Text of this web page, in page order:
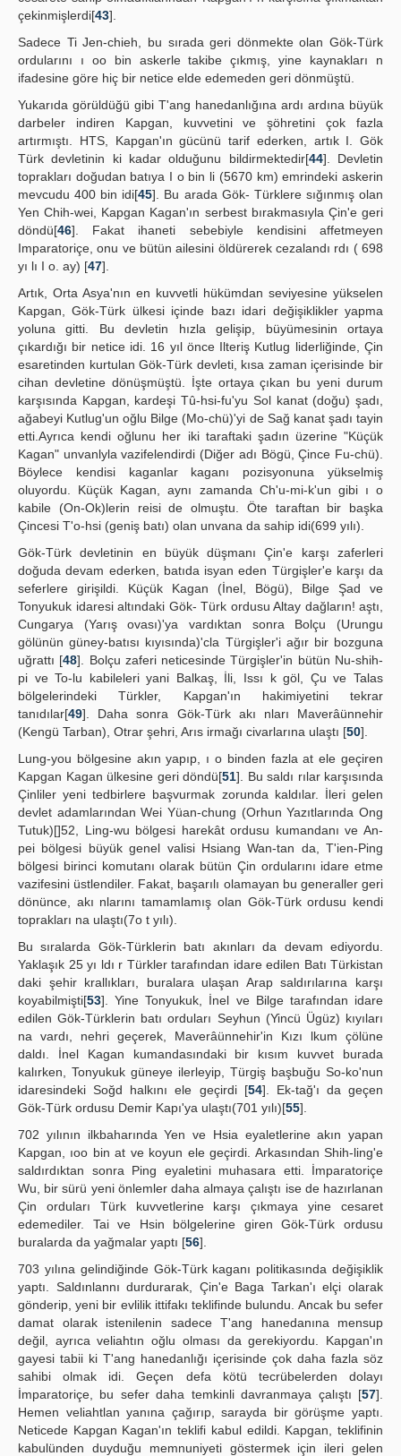
çekinmişlerdi[43].
Sadece Ti Jen-chieh, bu sırada geri dönmekte olan Gök-Türk
ordularını ı oo bin askerle takibe çıkmış, yine kaynakları n
ifadesine göre hiç bir netice elde edemeden geri dönmüştü.
Yukarıda görüldüğü gibi T'ang hanedanlığına ardı ardına büyük
darbeler indiren Kapgan, kuvvetini ve şöhretini çok fazla
artırmıştı. HTS, Kapgan'ın gücünü tarif ederken, artık I. Gök
Türk devletinin ki kadar olduğunu bildirmektedir[44]. Devletin
toprakları doğudan batıya I o bin li (5670 km) emrindeki askerin
mevcudu 400 bin idi[45]. Bu arada Gök- Türklere sığınmış olan
Yen Chih-wei, Kapgan Kagan'ın serbest bırakmasıyla Çin'e geri
döndü[46]. Fakat ihaneti sebebiyle kendisini affetmeyen
Imparatoriçe, onu ve bütün ailesini öldürerek cezalandı rdı ( 698
yı lı I o. ay) [47].
Artık, Orta Asya'nın en kuvvetli hükümdan seviyesine yükselen
Kapgan, Gök-Türk ülkesi içinde bazı idari değişiklikler yapma
yoluna gitti. Bu devletin hızla gelişip, büyümesinin ortaya
çıkardığı bir netice idi. 16 yıl önce Ilteriş Kutlug liderliğinde, Çin
esaretinden kurtulan Gök-Türk devleti, kısa zaman içerisinde bir
cihan devletine dönüşmüştü. İşte ortaya çıkan bu yeni durum
karşısında Kapgan, kardeşi Tû-hsi-fu'yu Sol kanat (doğu) şadı,
ağabeyi Kutlug'un oğlu Bilge (Mo-chü)'yi de Sağ kanat şadı tayin
etti.Ayrıca kendi oğlunu her iki taraftaki şadın üzerine "Küçük
Kagan" unvanlyla vazifelendirdi (Diğer adı Bögü, Çince Fu-chü).
Böylece kendisi kaganlar kaganı pozisyonuna yükselmiş
oluyordu. Küçük Kagan, aynı zamanda Ch'u-mi-k'un gibi ı o
kabile (On-Ok)lerin reisi de olmuştu. Öte taraftan bir başka
Çincesi T'o-hsi (geniş batı) olan unvana da sahip idi(699 yılı).
Gök-Türk devletinin en büyük düşmanı Çin'e karşı zaferleri
doğuda devam ederken, batıda isyan eden Türgişler'e karşı da
seferlere girişildi. Küçük Kagan (İnel, Bögü), Bilge Şad ve
Tonyukuk idaresi altındaki Gök- Türk ordusu Altay dağların! aştı,
Cungarya (Yarış ovası)'ya vardıktan sonra Bolçu (Urungu
gölünün güney-batısı kıyısında)'cla Türgişler'i ağır bir bozguna
uğrattı [48]. Bolçu zaferi neticesinde Türgişler'in bütün Nu-shih-
pi ve To-lu kabileleri yani Balkaş, İli, Issı k göl, Çu ve Talas
bölgelerindeki Türkler, Kapgan'ın hakimiyetini tekrar
tanıdılar[49]. Daha sonra Gök-Türk akı nları Maverâünnehir
(Kengü Tarban), Otrar şehri, Arıs irmağı civarlarına ulaştı [50].
Lung-you bölgesine akın yapıp, ı o binden fazla at ele geçiren
Kapgan Kagan ülkesine geri döndü[51]. Bu saldı rılar karşısında
Çinliler yeni tedbirlere başvurmak zorunda kaldılar. İleri gelen
devlet adamlarından Wei Yüan-chung (Orhun Yazıtlarında Ong
Tutuk)[]52, Ling-wu bölgesi harekât ordusu kumandanı ve An-
pei bölgesi büyük genel valisi Hsiang Wan-tan da, T'ien-Ping
bölgesi birinci komutanı olarak bütün Çin ordularını idare etme
vazifesini üstlendiler. Fakat, başarılı olamayan bu generaller geri
dönünce, akı nlarını tamamlamış olan Gök-Türk ordusu kendi
toprakları na ulaştı(7o t yılı).
Bu sıralarda Gök-Türklerin batı akınları da devam ediyordu.
Yaklaşık 25 yı ldı r Türkler tarafından idare edilen Batı Türkistan
daki şehir krallıkları, buralara ulaşan Arap saldırılarına karşı
koyabilmişti[53]. Yine Tonyukuk, İnel ve Bilge tarafından idare
edilen Gök-Türklerin batı orduları Seyhun (Yincü Ügüz) kıyıları
na vardı, nehri geçerek, Maverâünnehir'in Kızı lkum çölüne
daldı. İnel Kagan kumandasındaki bir kısım kuvvet burada
kalırken, Tonyukuk güneye ilerleyip, Türgiş başbuğu So-ko'nun
idaresindeki Soğd halkını ele geçirdi [54]. Ek-tağ'ı da geçen
Gök-Türk ordusu Demir Kapı'ya ulaştı(701 yılı)[55].
702 yılının ilkbaharında Yen ve Hsia eyaletlerine akın yapan
Kapgan, ıoo bin at ve koyun ele geçirdi. Arkasından Shih-ling'e
saldırdıktan sonra Ping eyaletini muhasara etti. İmparatoriçe
Wu, bir sürü yeni önlemler daha almaya çalıştı ise de hazırlanan
Çin orduları Türk kuvvetlerine karşı çıkmaya yine cesaret
edemediler. Tai ve Hsin bölgelerine giren Gök-Türk ordusu
buralarda da yağmalar yaptı [56].
703 yılına gelindiğinde Gök-Türk kaganı politikasında değişiklik
yaptı. Saldınlannı durdurarak, Çin'e Baga Tarkan'ı elçi olarak
gönderip, yeni bir evlilik ittifakı teklifinde bulundu. Ancak bu sefer
damat olarak istenilenin sadece T'ang hanedanına mensup
değil, ayrıca veliahtın oğlu olması da gerekiyordu. Kapgan'ın
gayesi tabii ki T'ang hanedanlığı içerisinde çok daha fazla söz
sahibi olmak idi. Geçen defa kötü tecrübelerden dolayı
İmparatoriçe, bu sefer daha temkinli davranmaya çalıştı [57].
Hemen veliahtlan yanına çağırıp, sarayda bir görüşme yaptı.
Neticede Kapgan Kagan'ın teklifi kabul edildi. Kapgan, teklifinin
kabulünden duyduğu memnuniyeti göstermek için ileri gelen